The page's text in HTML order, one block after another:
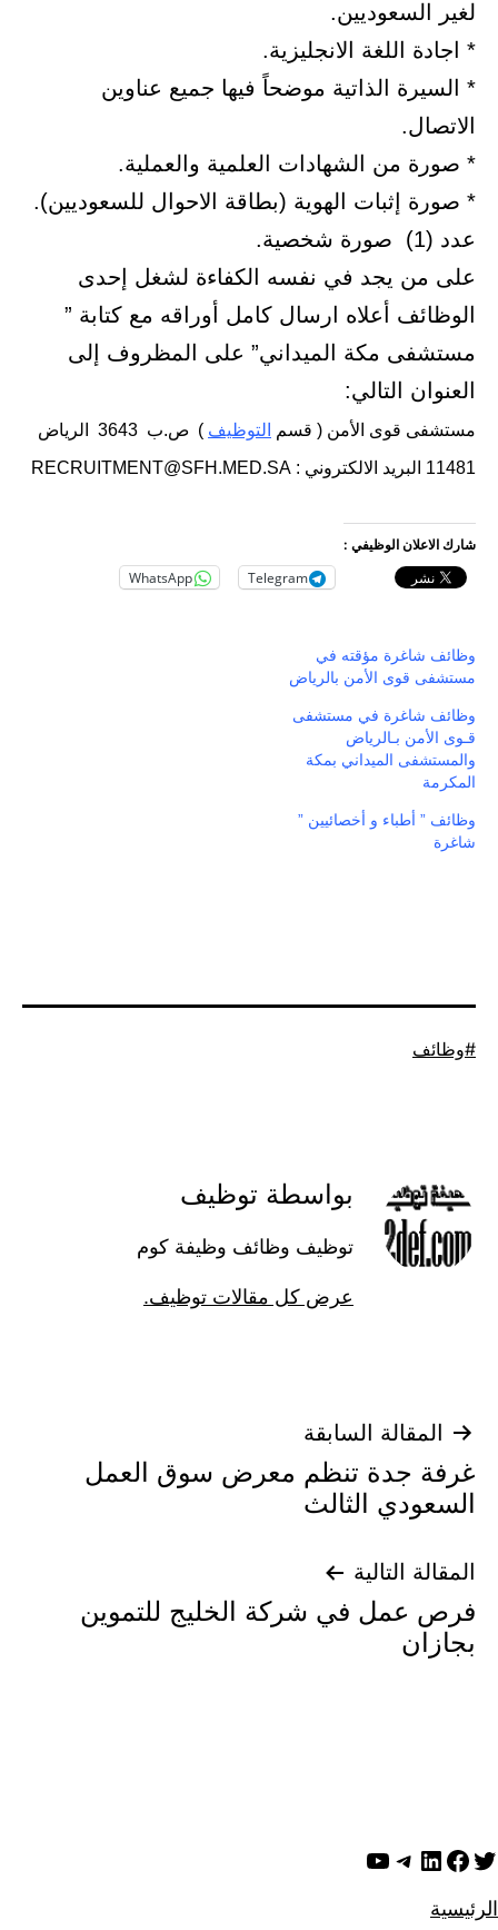
لغير السعوديين.
* اجادة اللغة الانجليزية.
* السيرة الذاتية موضحاً فيها جميع عناوين
الاتصال.
* صورة من الشهادات العلمية والعملية.
* صورة إثبات الهوية (بطاقة الاحوال للسعوديين).
عدد (1) صورة شخصية.
على من يجد في نفسه الكفاءة لشغل إحدى
الوظائف أعلاه ارسال كامل أوراقه مع كتابة ”
مستشفى مكة الميداني” على المظروف إلى
العنوان التالي:
مستشفى قوى الأمن ( قسم التوظيف
) ص.ب 3643 الرياض
11481 البريد الالكتروني : RECRUITMENT@SFH.MED.SA
شارك الاعلان الوظيفي :
Telegram
WhatsApp
وظائف شاغرة مؤقته في
مستشفى قوى الأمن بالرياض
وظائف شاغرة في مستشفى
قـوى الأمن بـالرياض
والمستشفى الميداني بمكة
المكرمة
وظائف ” أطباء و أخصائيين ”
شاغرة
موسوم
وظائف
بواسطة توظيف
توظيف وظائف وظيفة كوم
عرض كل مقالات توظيف.
تصفّح
المقالات
المقالة السابقة
غرفة جدة تنظم معرض سوق العمل
السعودي الثالث
المقالة التالية
فرص عمل في شركة الخليج للتموين
بجازان
تويترفيسبوك
لينكد إن تيليجرام
يوتيوب
الرئيسية